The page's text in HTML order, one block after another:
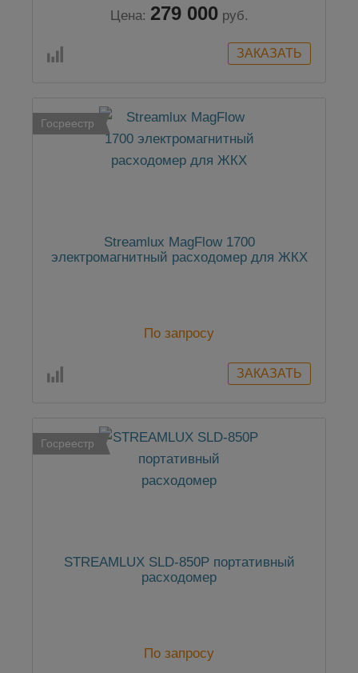
Цена: 279 000 руб.
Госреестр
Streamlux MagFlow 1700
электромагнитный расходомер для ЖКХ
По запросу
Госреестр
STREAMLUX SLD-850P портативный
расходомер
По запросу